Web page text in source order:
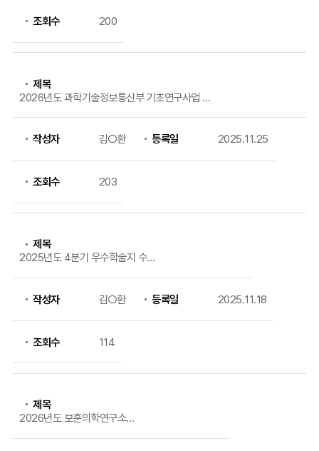
조회수 200
제목
2026년도 과학기술정보통신부 기초연구사업 1
작성자 김○환 등록일 2025.11.25
조회수 203
제목
2025년도 4분기 우수학술지 수록
작성자 김○환 등록일 2025.11.18
조회수 114
제목
2026년도 보훈의학연구소